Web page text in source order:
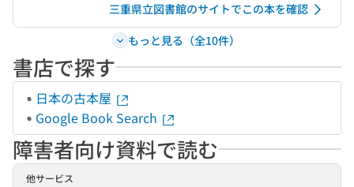
三重県立図書館のサイトでこの本を確認
もっと見る（全10件）
書店で探す
日本の古本屋
Google Book Search
障害者向け資料で読む
他サービス